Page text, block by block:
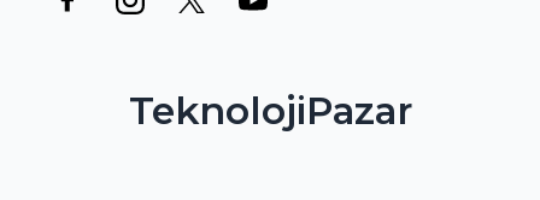
TeknolojiPazar